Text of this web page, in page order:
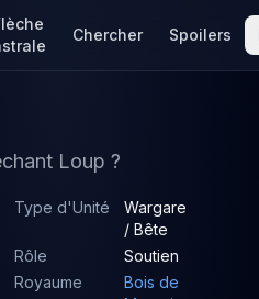
Chercher Spoilers
Loup ?
Type d'Unité
Wargare
/ Bête
Rôle
Soutien
Royaume
Bois de